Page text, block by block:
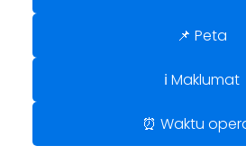
📌 Peta
ℹ️ Maklumat
⏰ Waktu